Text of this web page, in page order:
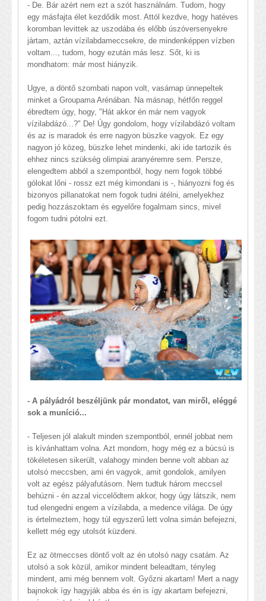
- De. Bár azért nem ezt a szót használnám. Tudom, hogy
egy másfajta élet kezdődik most. Attól kezdve, hogy hatéves
koromban levittek az uszodába és előbb úszóversenyekre
jártam, aztán vízilabdameccsekre, de mindenképpen vízben
voltam..., tudom, hogy ezután más lesz. Sőt, ki is
mondhatom: már most hiányzik.
Ugye, a döntő szombati napon volt, vasárnap ünnepeltek
minket a Groupama Arénában. Na másnap, hétfőn reggel
ébredtem úgy, hogy, "Hát akkor én már nem vagyok
vízilabdázó...?" De! Úgy gondolom, hogy vízilabdázó voltam
és az is maradok és erre nagyon büszke vagyok. Ez egy
nagyon jó közeg, büszke lehet mindenki, aki ide tartozik és
ehhez nincs szükség olimpiai aranyéremre sem. Persze,
elengedtem abból a szempontból, hogy nem fogok többé
gólokat lőni - rossz ezt még kimondani is -, hiányozni fog és
bizonyos pillanatokat nem fogok tudni átélni, amelyekhez
pedig hozzászoktam és egyelőre fogalmam sincs, mivel
fogom tudni pótolni ezt.
- A pályádról beszéljünk pár mondatot, van miről, eléggé
sok a muníció...
- Teljesen jól alakult minden szempontból, ennél jobbat nem
is kívánhattam volna. Azt mondom, hogy még ez a búcsú is
tökéletesen sikerült, valahogy minden benne volt abban az
utolsó meccsben, ami én vagyok, amit gondolok, amilyen
volt az egész pályafutásom. Nem tudtuk három meccsel
behúzni - én azzal viccelődtem akkor, hogy úgy látszik, nem
tud elengedni engem a vízilabda, a medence világa. De úgy
is értelmeztem, hogy túl egyszerű lett volna simán befejezni,
kellett még egy utolsót küzdeni.
Ez az ötmeccses döntő volt az én utolsó nagy csatám. Az
utolsó a sok közül, amikor mindent beleadtam, tényleg
mindent, ami még bennem volt. Győzni akartam! Mert a nagy
bajnokok így hagyják abba és én is így akartam befejezni,